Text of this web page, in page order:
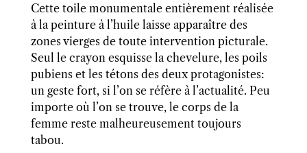
Cette toile monumentale entièrement réalisée
à la peinture à l’huile laisse apparaître des
zones vierges de toute intervention picturale.
Seul le crayon esquisse la chevelure, les poils
pubiens et les tétons des deux protagonistes:
un geste fort, si l’on se réfère à l’actualité. Peu
importe où l’on se trouve, le corps de la
femme reste malheureusement toujours
tabou.